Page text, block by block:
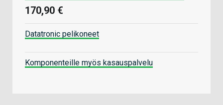
170,90 €
Datatronic pelikoneet
Komponenteille myös kasauspalvelu